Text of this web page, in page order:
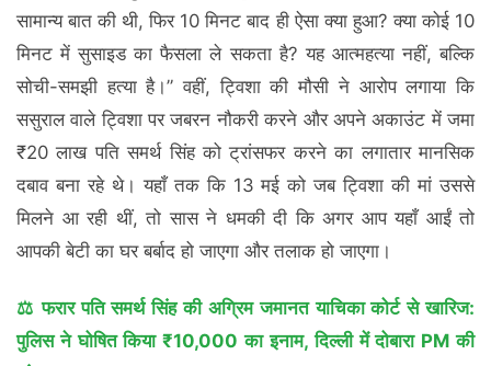
सामान्य बात की थी, फिर 10 मिनट बाद ही ऐसा क्या हुआ? क्या कोई 10
मिनट में सुसाइड का फैसला ले सकता है? यह आत्महत्या नहीं, बल्कि
सोची-समझी हत्या है।” वहीं, ट्विशा की मौसी ने आरोप लगाया कि
ससुराल वाले ट्विशा पर जबरन नौकरी करने और अपने अकाउंट में जमा
₹20 लाख पति समर्थ सिंह को ट्रांसफर करने का लगातार मानसिक
दबाव बना रहे थे। यहाँ तक कि 13 मई को जब ट्विशा की मां उससे
मिलने आ रही थीं, तो सास ने धमकी दी कि अगर आप यहाँ आईं तो
आपकी बेटी का घर बर्बाद हो जाएगा और तलाक हो जाएगा।
⚖️ फरार पति समर्थ सिंह की अग्रिम जमानत याचिका कोर्ट से खारिज:
पुलिस ने घोषित किया ₹10,000 का इनाम, दिल्ली में दोबारा PM की